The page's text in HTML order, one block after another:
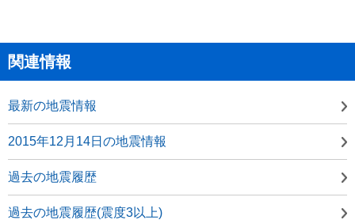
関連情報
最新の地震情報
2015年12月14日の地震情報
過去の地震履歴
過去の地震履歴(震度3以上)